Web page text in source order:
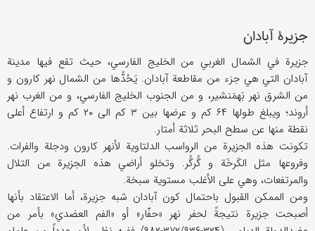
جزیرة آبادان
جزیرة في الشمال الغربي من الخلیج الفارسي، حیث تقع فیها مدینة
آبادان التي هي جزء من مقاطعة آبادان. یَحُدُّها من الشمال نهر کارون و
من الشرق نهر بَهمَنشیر، و من الجنوب الخلیج الفارسي، و من الغرب نهر
أروند؛ ویبلغ طولها ۶۴ کم و عرضها بین ۳ کم الی ۲۰ کم و ارتفاع أعلی
نقطة منها عن سطح البحر ثلاثة أمتار.
تکونت هذه الجزیرة من الرواسب الدلتاویة لأنهر کارون ودجلة والفرات.
وفروعها مثل الکَرخَة و گُرگُر. وتخلو أراضي هذه الجزیرة من التلال
والمرتفعات، وهي علی الأغلب مستویة سبخة.
ومن الممکن القبول باحتمال کون آبادان شبه جزیرة، أما الاعتقاد بأنها
أصبحت جزیرة نتیجةً لحفر نهر «حفّار» أو «الفم العضدي» بأمر من